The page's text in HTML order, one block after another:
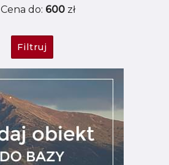
Cena do: 600 zł
Filtruj